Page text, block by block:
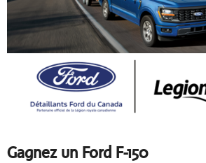
Gagnez un Ford F-150